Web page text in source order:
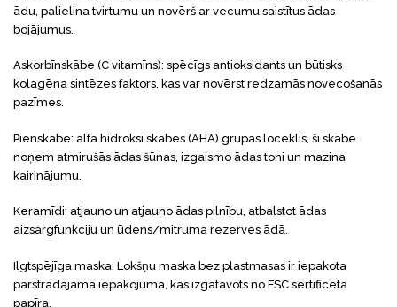
ādu, palielina tvirtumu un novērš ar vecumu saistītus ādas
bojājumus.
Askorbīnskābe (C vitamīns): spēcīgs antioksidants un būtisks
kolagēna sintēzes faktors, kas var novērst redzamās novecošanās
pazīmes.
Pienskābe: alfa hidroksi skābes (AHA) grupas loceklis, šī skābe
noņem atmirušās ādas šūnas, izgaismo ādas toni un mazina
kairinājumu.
Keramīdi: atjauno un atjauno ādas pilnību, atbalstot ādas
aizsargfunkciju un ūdens/mitruma rezerves ādā.
Ilgtspējīga maska: Lokšņu maska bez plastmasas ir iepakota
pārstrādājamā iepakojumā, kas izgatavots no FSC sertificēta
papīra.